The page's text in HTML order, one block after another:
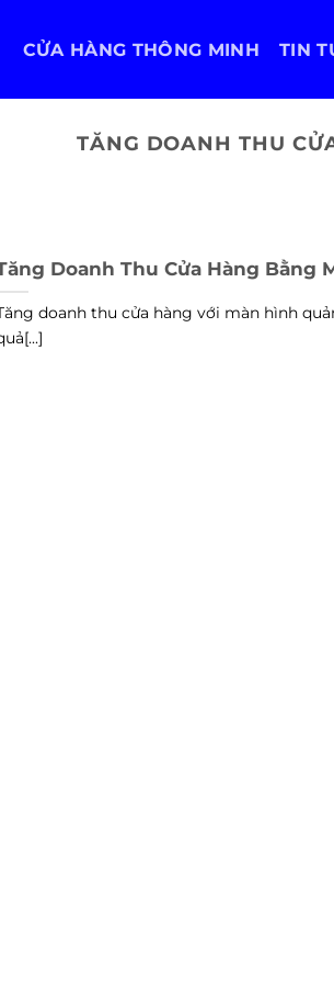
CỬA HÀNG THÔNG MINH TIN
TĂNG DOANH THU
Doanh Thu Cửa Hàng Bằng
doanh thu cửa hàng với màn hình